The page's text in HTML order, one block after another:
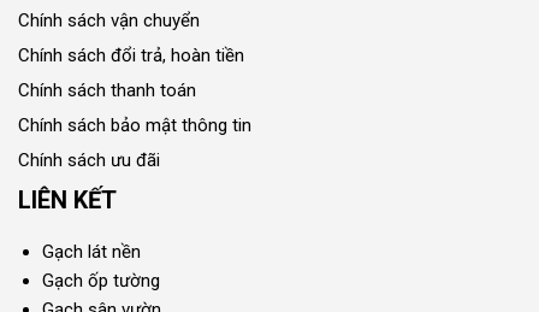
Chính sách vận chuyển
Chính sách đổi trả, hoàn tiền
Chính sách thanh toán
Chính sách bảo mật thông tin
Chính sách ưu đãi
LIÊN KẾT
Gạch lát nền
Gạch ốp tường